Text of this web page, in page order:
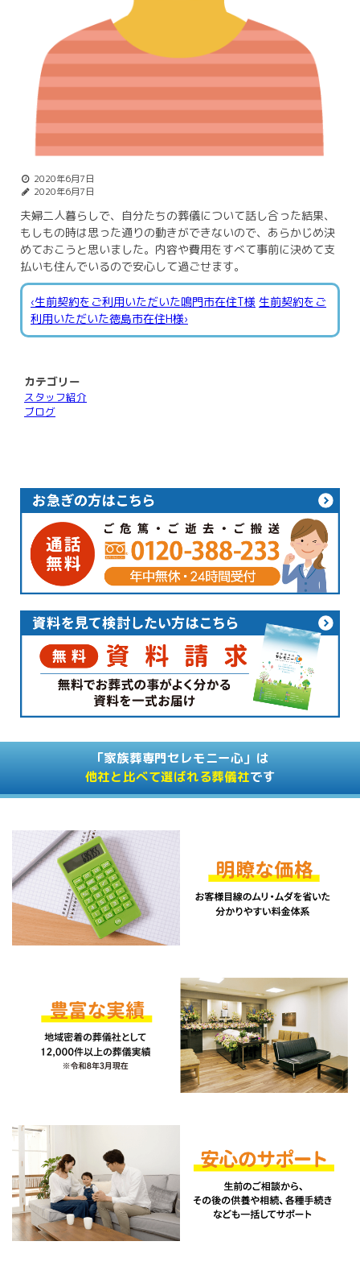
2020年6月7日
2020年6月7日
夫婦二人暮らしで、自分たちの葬儀について話し合った結果、
もしもの時は思った通りの動きができないので、あらかじめ決
めておこうと思いました。内容や費用をすべて事前に決めて支
払いも住んでいるので安心して過ごせます。
‹生前契約をご利用いただいた鳴門市在住T様 生前契約をご
利用いただいた徳島市在住H様›
カテゴリー
スタッフ紹介
ブログ
「家族葬専門セレモニー心」は
他社と比べて選ばれる葬儀社です